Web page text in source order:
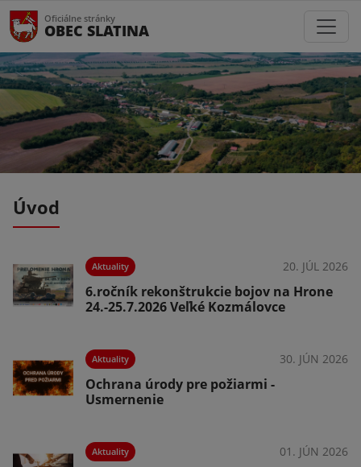
Oficiálne stránky
OBEC SLATINA
Úvod
Aktuality 20. JÚL 2026
6.ročník rekonštrukcie bojov na Hrone
24.-25.7.2026 Veľké Kozmálovce
Aktuality 30. JÚN 2026
Ochrana úrody pre požiarmi -
Usmernenie
Aktuality 01. JÚN 2026